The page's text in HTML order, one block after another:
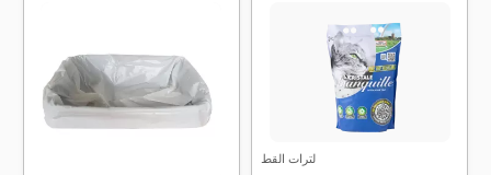
لترات القط